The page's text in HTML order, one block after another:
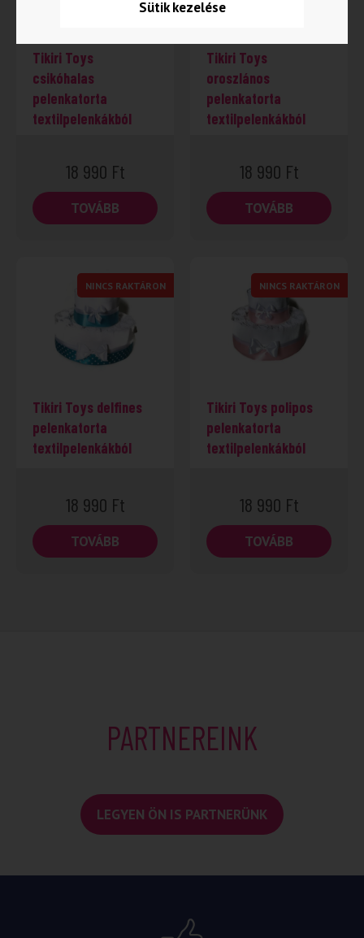
Tikiri Toys
csikóhalas
pelenkatorta
textilpelenkákból
18 990 Ft
TOVÁBB
Tikiri Toys
oroszlános
pelenkatorta
textilpelenkákból
18 990 Ft
TOVÁBB
NINCS RAKTÁRON
Tikiri Toys delfines
pelenkatorta
textilpelenkákból
18 990 Ft
TOVÁBB
NINCS RAKTÁRON
Tikiri Toys polipos
pelenkatorta
textilpelenkákból
18 990 Ft
TOVÁBB
PARTNEREINK
LEGYEN ÖN IS PARTNERÜNK
Sütik kezelése